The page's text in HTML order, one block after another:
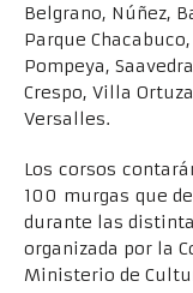
Belgrano, Núñez,
Parque
Pompeya,
Crespo, Villa
Versalles.
Los corsos
100 murgas que
durante las
organizada por la
Ministerio de